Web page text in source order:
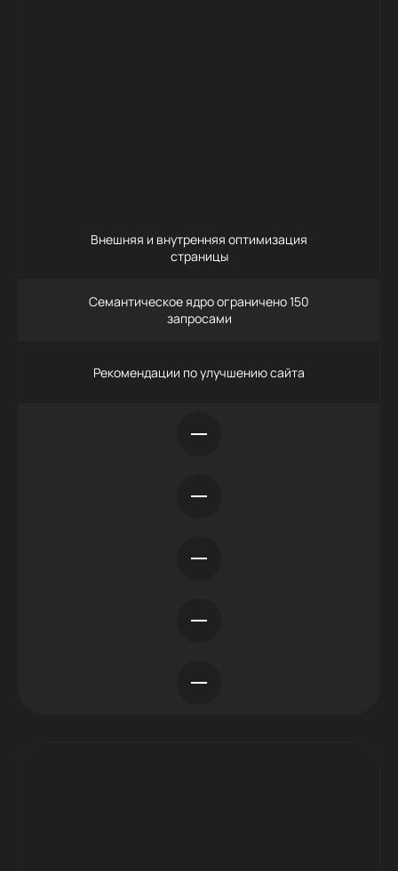
Внешняя и внутренняя оптимизация
страницы
Семантическое ядро ограничено 150
запросами
Рекомендации по улучшению сайта